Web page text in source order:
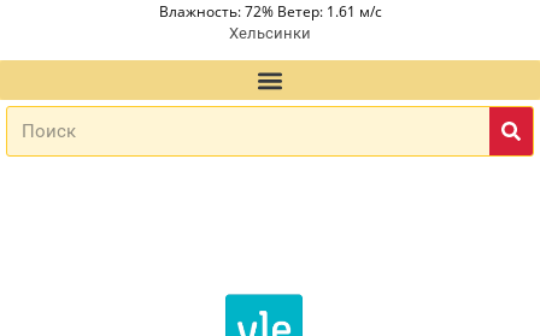
Влажность: 72% Ветер: 1.61 м/с
Хельсинки